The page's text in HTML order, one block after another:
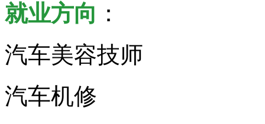
就业方向 ：
汽车美容技师
汽车机修